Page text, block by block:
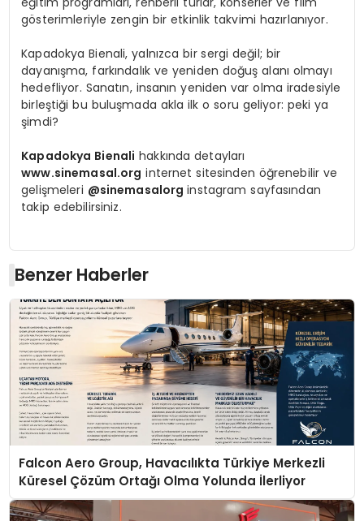
gösterimleriyle zengin bir etkinlik takvimi hazırlanıyor.
Kapadokya Bienali, yalnızca bir sergi değil; bir
dayanışma, farkındalık ve yeniden doğuş alanı olmayı
hedefliyor. Sanatın, insanın yeniden var olma iradesiyle
birleştiği bu buluşmada akla ilk o soru geliyor: peki ya
şimdi?
Kapadokya Bienali hakkında detayları
www.sinemasal.org internet sitesinden öğrenebilir ve
gelişmeleri @sinemasalorginstagram sayfasından
takip edebilirsiniz.
Benzer Haberler
Falcon Aero Group, Havacılıkta Türkiye Merkezli
Küresel Çözüm Ortağı Olma Yolunda İlerliyor